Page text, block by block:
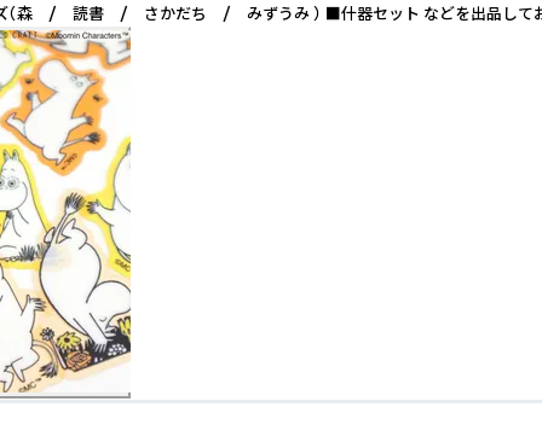
/ さかだち / みずうみ ） ■什器セット などを出品しておりま